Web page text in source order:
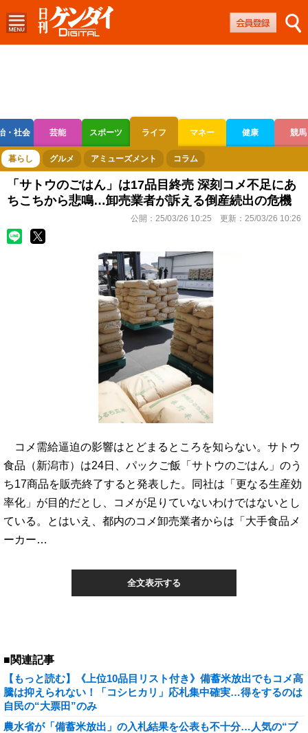
・社会 芸能 スポーツ ライフ マネー 健康 競馬
ボートレース 競輪 オートレース
暮らし グルメ アミューズメント コラム
「サトウのごはん」は17品目終売 深刻コメ不足にあ
ちこちから悲鳴…卸売業者が訴える倒産続出の危機
公開： 25/03/26 10:25 更新： 25/03/26 10:26
コメ需給逼迫の影響はとどまるところを知らない。サトウ
食品（新潟市）は24日、パックご飯「サトウのごはん」のう
ち17商品を販売終了すると発表した。同社は「更なる生産効
率化」が目的だとし、コメが足りていないわけではないとし
ている。とはいえ、都内のコメ卸売業者からは「大手食品メ
ーカー…
全文表示する
■関連記事
【もっと読む】《上位10品目リスト付き》備蓄米放出でもコメ高
騰は抑えられない！「コシヒカリ」応札集中確実…得をするのは
自民の“大票田”のみ
農水省が「備蓄米放出」の入札結果を公表も不十分…人気の“ブ